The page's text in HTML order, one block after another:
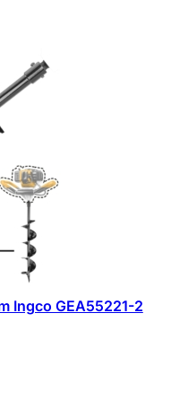
Ingco GEA55221-2